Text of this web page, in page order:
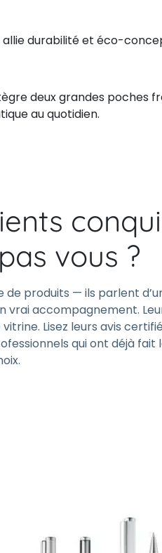
durabilité et éco-
deux grandes poches
au quotidien.
vous ?
de produits — ils parlent
vrai accompagnement.
Lisez leurs avis
qui ont déjà fait